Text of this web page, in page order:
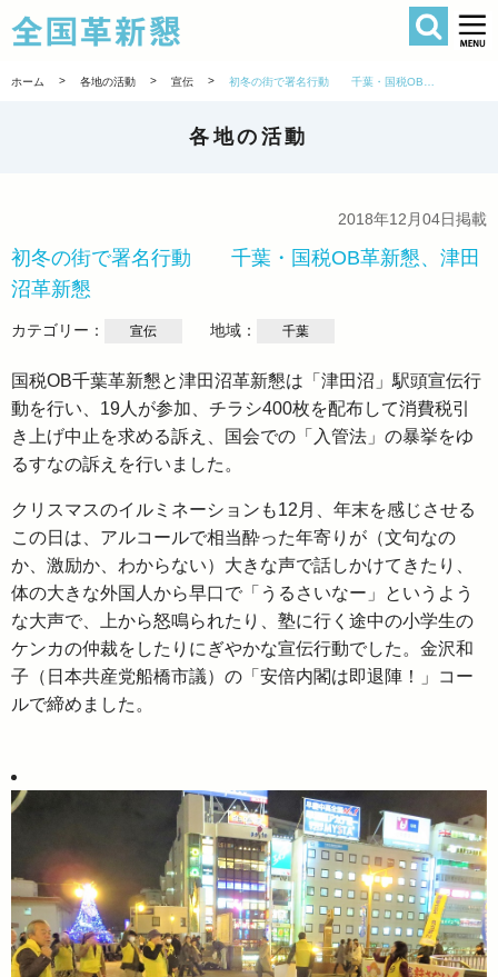
全国革新懇
検索
ホーム > 各地の活動 > 宣伝 >
各地の活動
2018年12月04日掲載
初冬の街で署名行動 千葉・国税OB革新懇、津田
沼革新懇
カテゴリー： 宣伝 地域： 千葉
国税OB千葉革新懇と津田沼革新懇は「津田沼」駅頭宣伝行
動を行い、19人が参加、チラシ400枚を配布して消費税引
き上げ中止を求める訴え、国会での「入管法」の暴挙をゆ
るすなの訴えを行いました。
クリスマスのイルミネーションも12月、年末を感じさせる
この日は、アルコールで相当酔った年寄りが（文句なの
か、激励か、わからない）大きな声で話しかけてきたり、
体の大きな外国人から早口で「うるさいなー」というよう
な大声で、上から怒鳴られたり、塾に行く途中の小学生の
ケンカの仲裁をしたりにぎやかな宣伝行動でした。金沢和
子（日本共産党船橋市議）の「安倍内閣は即退陣！」コー
ルで締めました。